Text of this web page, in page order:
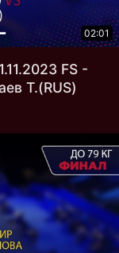
02:01
FS -
Т.(RUS)